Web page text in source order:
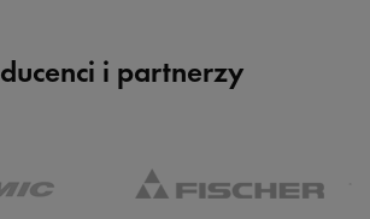
i partnerzy